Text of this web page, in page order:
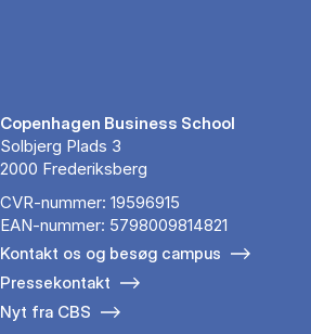
Copenhagen Business School
Solbjerg Plads 3
2000 Frederiksberg
CVR-nummer: 19596915
EAN-nummer: 5798009814821
Kontakt os og besøg campus
Pressekontakt
Nyt fra CBS